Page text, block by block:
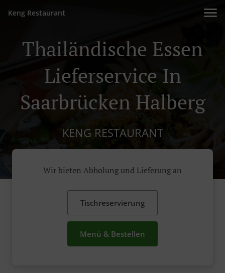
Keng Restaurant
Thailändische Essen
Lieferservice In
Saarbrücken Halberg
KENG RESTAURANT
Wir bieten Abholung und Lieferung an
Tischreservierung
Menü & Bestellen